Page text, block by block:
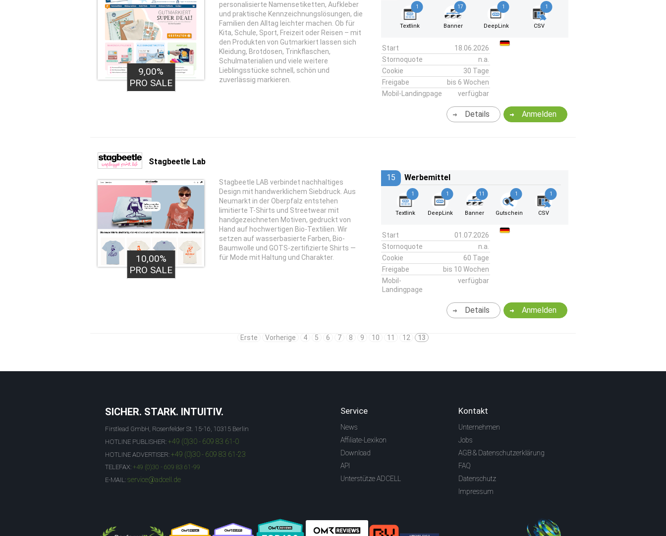
9,00%
PRO SALE
personalisierte Namensetiketten, Aufkleber
und praktische Kennzeichnungslösungen, die
Familien den Alltag leichter machen. Ob für
Kita, Schule, Sport, Freizeit oder Reisen – mit
den Produkten von Gutmarkiert lassen sich
Kleidung, Brotdosen, Trinkflaschen,
Schulmaterialien und viele weitere
Lieblingsstücke schnell, schön und
zuverlässig markieren.
1
Textlink
17
Banner
1
DeepLink
1
CSV
Start
18.06.2026
Stornoquote
n.a.
Cookie
30 Tage
Freigabe
bis 6 Wochen
Mobil-Landingpage
verfügbar
Anmelden
Details
Stagbeetle Lab
10,00%
PRO SALE
Stagbeetle LAB verbindet nachhaltiges
Design mit handwerklichem Siebdruck. Aus
Neumarkt in der Oberpfalz entstehen
limitierte T-Shirts und Streetwear mit
handgezeichneten Motiven, gedruckt von
Hand auf hochwertigen Bio-Textilien. Wir
setzen auf wasserbasierte Farben, Bio-
Baumwolle und GOTS-zertifizierte Shirts —
für Mode mit Haltung und Charakter.
15 Werbemittel
1
Textlink
1
DeepLink
11
Banner
1
Gutschein
1
CSV
Start
01.07.2026
Stornoquote
n.a.
Cookie
60 Tage
Freigabe
bis 10 Wochen
Mobil-
Landingpage
verfügbar
Anmelden
Details
Erste Vorherige 4 5 6 7 8 9 10 11 12 13
SICHER. STARK. INTUITIV.
Firstlead GmbH, Rosenfelder St. 15-16, 10315 Berlin
HOTLINE PUBLISHER: +49 (0)30 - 609 83 61-0
HOTLINE ADVERTISER: +49 (0)30 - 609 83 61-23
TELEFAX: +49 (0)30 - 609 83 61-99
E-MAIL: service@adcell.de
Service
News
Affiliate-Lexikon
Download
API
Unterstütze ADCELL
Kontakt
Unternehmen
Jobs
AGB & Datenschutzerklärung
FAQ
Datenschutz
Impressum